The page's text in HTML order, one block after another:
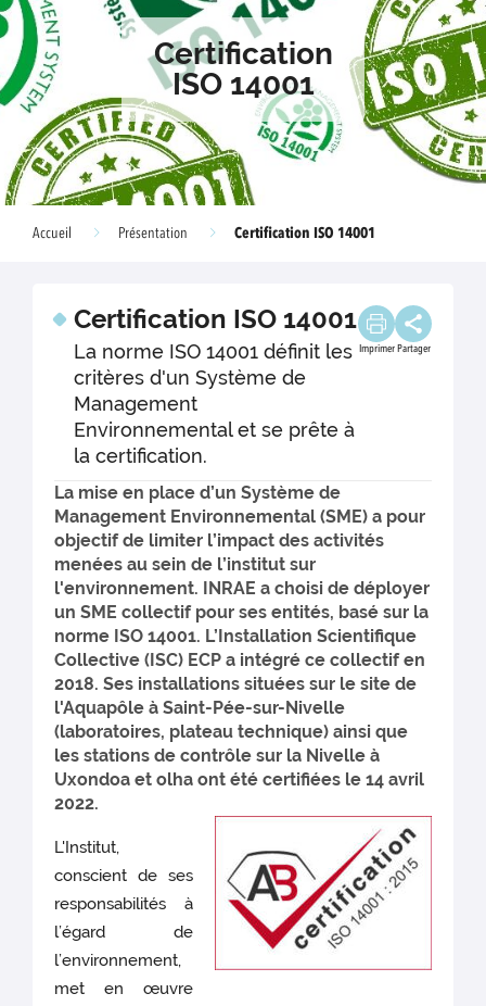
Certification
ISO 14001
Accueil Présentation Certification ISO 14001
Certification ISO 14001
La norme ISO 14001 définit les
critères d'un Système de
Management
Environnemental et se prête à
la certification.
Imprimer Partager
La mise en place d’un Système de
Management Environnemental (SME) a pour
objectif de limiter l’impact des activités
menées au sein de l’institut sur
l'environnement. INRAE a choisi de déployer
un SME collectif pour ses entités, basé sur la
norme ISO 14001. L’Installation Scientifique
Collective (ISC) ECP a intégré ce collectif en
2018. Ses installations situées sur le site de
l'Aquapôle à Saint-Pée-sur-Nivelle
(laboratoires, plateau technique) ainsi que
les stations de contrôle sur la Nivelle à
Uxondoa et olha ont été certifiées le 14 avril
2022.
L'Institut,
conscient de ses
responsabilités à
l’égard de
l’environnement,
met en œuvre